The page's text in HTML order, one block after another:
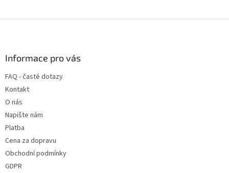
Informace pro vás
FAQ - časté dotazy
Kontakt
O nás
Napište nám
Platba
Cena za dopravu
Obchodní podmínky
GDPR